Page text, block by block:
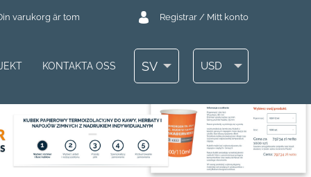
varukorg är tom Registrar / Mitt konto
KONTAKTA OSS SV USD